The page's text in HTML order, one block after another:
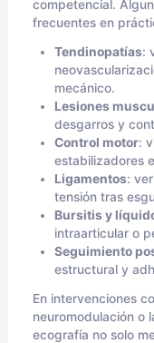
competencial.
frecuentes en
Tendinopatías:
mecánico.
Lesiones
desgarros y
Control motor:
estabilizadores
Ligamentos:
tensión tras
Bursitis y
intraarticular o
Seguimiento
estructural y
En intervenciones
neuromodulación o
ecografía no solo